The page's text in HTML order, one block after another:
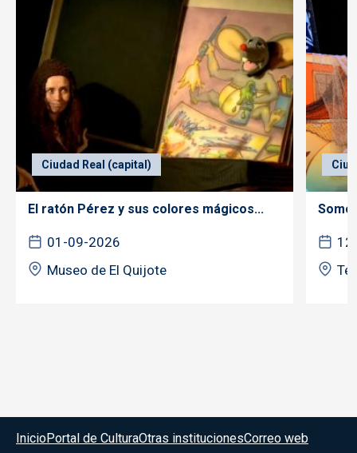
Ciudad Real (capital)
El ratón Pérez y sus colores mágicos...
01-09-2026
Museo de El Quijote
Menú del pie
InicioPortal de CulturaOtras institucionesCorreo web